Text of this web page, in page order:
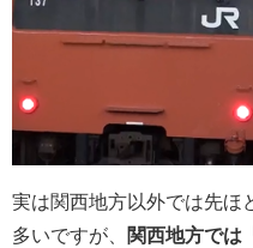
実は関西地方以外では先ほ
多いですが、
関西地方では